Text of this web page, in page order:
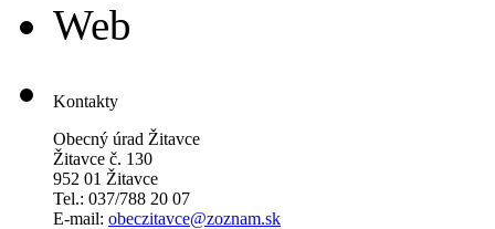
Web
Kontakty
Obecný úrad Žitavce
Žitavce č. 130
952 01 Žitavce
Tel.: 037/788 20 07
E-mail: obeczitavce@zoznam.sk